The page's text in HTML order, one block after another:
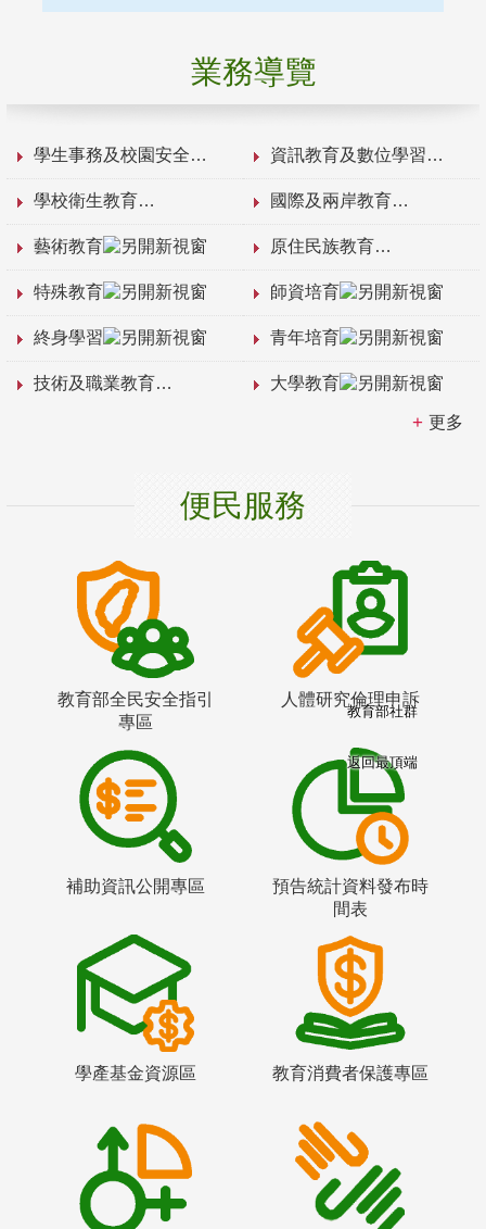
業務導覽
學生事務及校園安全 資訊教育及數位學習
學校衛生教育 國際及兩岸教育
藝術教育 原住民族教育
特殊教育 師資培育
終身學習 青年培育
技術及職業教育 大學教育
更多
便民服務
教育部全民安全指引
專區
人體研究倫理申訴
補助資訊公開專區
預告統計資料發布時
間表
學產基金資源區 教育消費者保護專區
教育部社群
返回最頂端